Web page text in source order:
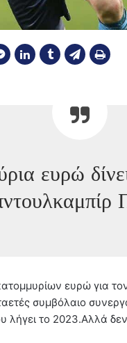
ευρώ
ευρώ για
συμβόλαιο
λήγει το 2023.Αλλά